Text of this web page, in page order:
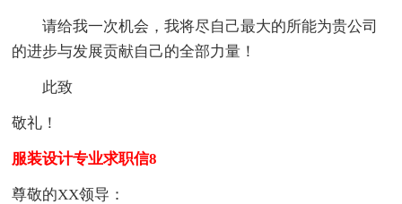
请给我一次机会，我将尽自己最大的所能为贵公司
的进步与发展贡献自己的全部力量！
此致
敬礼！
服装设计专业求职信8
尊敬的XX领导：